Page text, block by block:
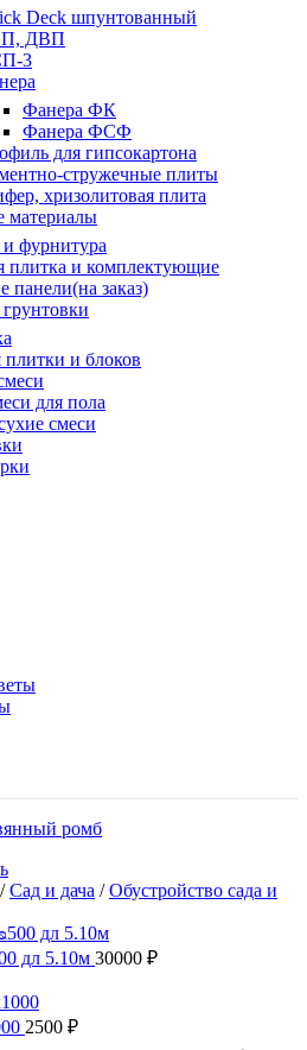
Deck шпунтованный
ДВП
3
Фанера ФК
Фанера ФСФ
для гипсокартона
стружечные плиты
хризолитовая плита
материалы
фурнитура
плитка и комплектующие
панели(на заказ)
плитки и блоков
для пола
смеси
/Сад и дача /Обустройство сада и
дл 5.10м 30000 ₽
2500 ₽